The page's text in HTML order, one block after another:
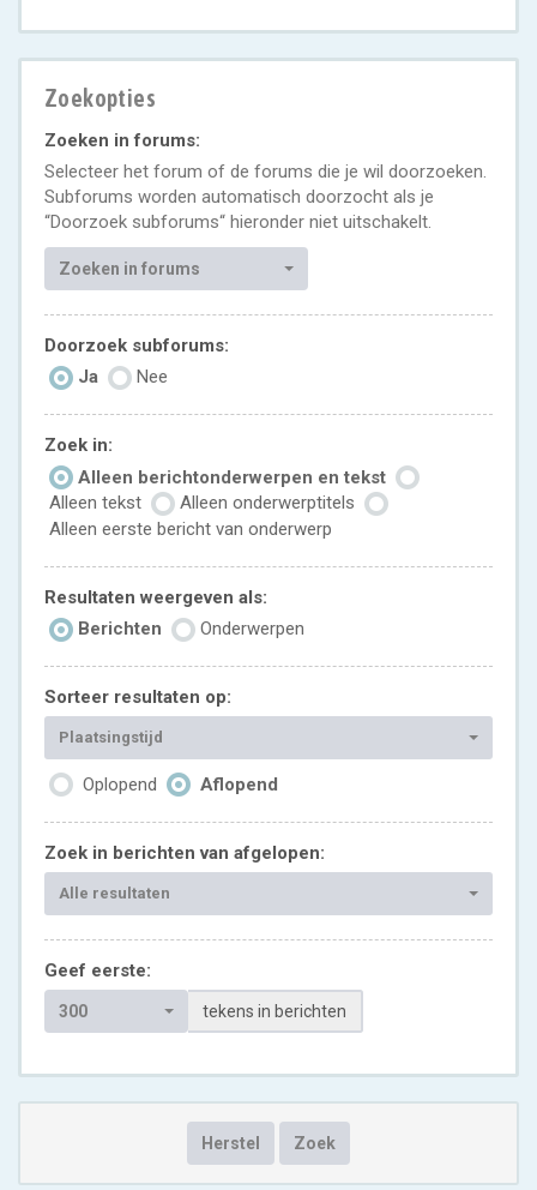
Zoekopties
Zoeken in forums:
Selecteer het forum of de forums die je wil doorzoeken.
Subforums worden automatisch doorzocht als je
“Doorzoek subforums“ hieronder niet uitschakelt.
Zoeken in forums
Doorzoek subforums:
Ja
Nee
Zoek in:
Alleen berichtonderwerpen en tekst
Alleen tekst
Alleen onderwerptitels
Alleen eerste bericht van onderwerp
Resultaten weergeven als:
Berichten
Onderwerpen
Sorteer resultaten op:
Plaatsingstijd
Oplopend Aflopend
Zoek in berichten van afgelopen:
Alle resultaten
Geef eerste:
300 tekens in berichten
Herstel Zoek